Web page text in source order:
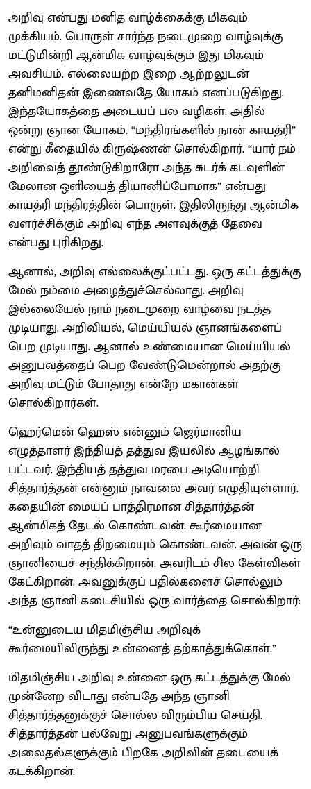
அறிவு என்பது மனித வாழ்க்கைக்கு மிகவும்
முக்கியம். பொருள் சார்ந்த நடைமுறை வாழ்வுக்கு
மட்டுமின்றி ஆன்மிக வாழ்வுக்கும் இது மிகவும்
அவசியம். எல்லையற்ற இறை ஆற்றலுடன்
தனிமனிதன் இணைவதே யோகம் எனப்படுகிறது.
இந்தயோகத்தை அடையப் பல வழிகள். அதில்
ஒன்று ஞான யோகம். “மந்திரங்களில் நான் காயத்ரி”
என்று கீதையில் கிருஷ்ணன் சொல்கிறார். “யார் நம்
அறிவைத் தூண்டுகிறாரோ அந்த சுடர்க் கடவுளின்
மேலான ஒளியைத் தியானிப்போமாக” என்பது
காயத்ரி மந்திரத்தின் பொருள். இதிலிருந்து ஆன்மிக
வளர்ச்சிக்கும் அறிவு எந்த அளவுக்குத் தேவை
என்பது புரிகிறது.
ஆனால், அறிவு எல்லைக்குட்பட்டது. ஒரு கட்டத்துக்கு
மேல் நம்மை அழைத்துச்செல்லாது. அறிவு
இல்லையேல் நாம் நடைமுறை வாழ்வை நடத்த
முடியாது. அறிவியல், மெய்யியல் ஞானங்களைப்
பெற முடியாது. ஆனால் உண்மையான மெய்யியல்
அனுபவத்தைப் பெற வேண்டுமென்றால் அதற்கு
அறிவு மட்டும் போதாது என்றே மகான்கள்
சொல்கிறார்கள்.
ஹெர்மென் ஹெஸ் என்னும் ஜெர்மானிய
எழுத்தாளர் இந்தியத் தத்துவ இயலில் ஆழங்கால்
பட்டவர். இந்தியத் தத்துவ மரபை அடியொற்றி
சித்தார்த்தன் என்னும் நாவலை அவர் எழுதியுள்ளார்.
கதையின் மையப் பாத்திரமான சித்தார்த்தன்
ஆன்மிகத் தேடல் கொண்டவன். கூர்மையான
அறிவும் வாதத் திறமையும் கொண்டவன். அவன் ஒரு
ஞானியைச் சந்திக்கிறான். அவரிடம் சில கேள்விகள்
கேட்கிறான். அவனுக்குப் பதில்களைச் சொல்லும்
அந்த ஞானி கடைசியில் ஒரு வார்த்தை சொல்கிறார்:
“உன்னுடைய மிதமிஞ்சிய அறிவுக்
கூர்மையிலிருந்து உன்னைத் தற்காத்துக்கொள்.”
மிதமிஞ்சிய அறிவு உன்னை ஒரு கட்டத்துக்கு மேல்
முன்னேற விடாது என்பதே அந்த ஞானி
சித்தார்த்தனுக்குச் சொல்ல விரும்பிய செய்தி.
சித்தார்த்தன் பல்வேறு அனுபவங்களுக்கும்
அலைதல்களுக்கும் பிறகே அறிவின் தடையைக்
கடக்கிறான்.